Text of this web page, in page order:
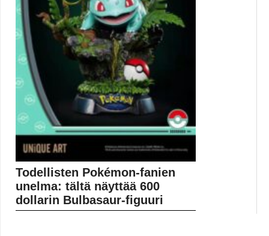
Todellisten Pokémon-fanien
unelma: tältä näyttää 600
dollarin Bulbasaur-figuuri